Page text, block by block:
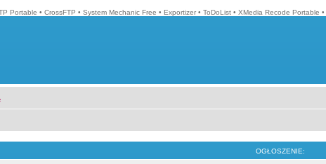
Portable • CrossFTP • System Mechanic Free • Exportizer • ToDoList • XMedia Recode Portable •
OGŁOSZENIE: